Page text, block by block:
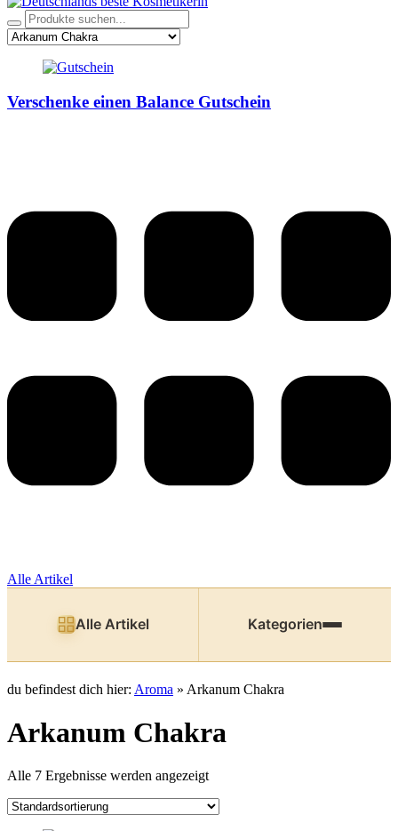
Verschenke einen Balance Gutschein
Alle Artikel
Alle Artikel Kategorien
du befindest dich hier: Aroma » Arkanum Chakra
Arkanum Chakra
Alle 7 Ergebnisse werden angezeigt